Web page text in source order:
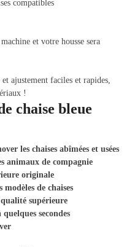
et votre housse sera
ajustement faciles et rapides,
!
chaise bleue
les chaises abîmées et usées
animaux de compagnie
originale
de chaises
qualité supérieure
secondes